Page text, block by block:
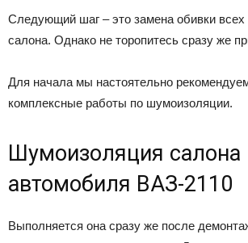
Следующий шаг – это замена обивки всех
салона. Однако не торопитесь сразу же
Для начала мы настоятельно
комплексные работы по шумоизоляции.
Шумоизоляция салона
автомобиля ВАЗ-2110
Выполняется она сразу же после